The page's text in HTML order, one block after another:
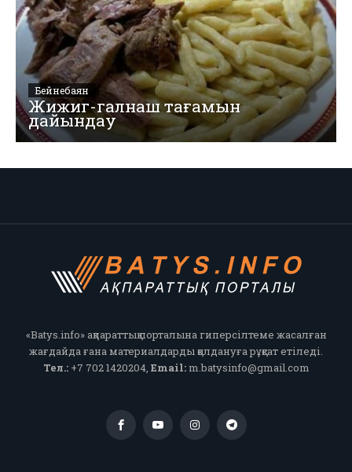
Бейнебаян
Жижиг-галнаш тағамын
дайындау
«Batys.info» ақпараттық порталына гиперсілтеме жасалған
жағдайда ғана материалдарды қолдануға рұқсат етіледі.
Тел.:+7 702 1420204, Email:m.batysinfo@gmail.com